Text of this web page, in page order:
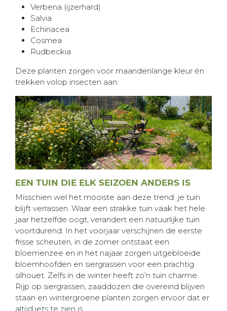
Verbena (ijzerhard)
Salvia
Echinacea
Cosmea
Rudbeckia
Deze planten zorgen voor maandenlange kleur én
trekken volop insecten aan.
EEN TUIN DIE ELK SEIZOEN ANDERS IS
Misschien wel het mooiste aan deze trend: je tuin
blijft verrassen. Waar een strakke tuin vaak het hele
jaar hetzelfde oogt, verandert een natuurlijke tuin
voortdurend. In het voorjaar verschijnen de eerste
frisse scheuten, in de zomer ontstaat een
bloemenzee en in het najaar zorgen uitgebloeide
bloemhoofden en siergrassen voor een prachtig
silhouet. Zelfs in de winter heeft zo'n tuin charme.
Rijp op siergrassen, zaaddozen die overeind blijven
staan en wintergroene planten zorgen ervoor dat er
altijd iets te zien is.